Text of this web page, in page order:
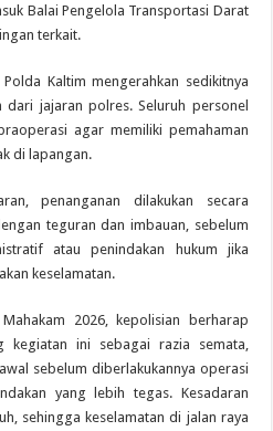
Balai Pengelola Transportasi Darat
terkait.
Kaltim mengerahkan sedikitnya
dari jajaran polres. Seluruh personel
agar memiliki pemahaman
di lapangan.
penanganan dilakukan secara
teguran dan imbauan, sebelum
atau penindakan hukum jika
keselamatan.
2026, kepolisian berharap
kegiatan ini sebagai razia semata,
sebelum diberlakukannya operasi
yang lebih tegas. Kesadaran
sehingga keselamatan di jalan raya